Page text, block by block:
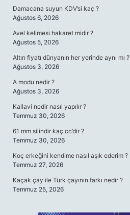
Damacana suyun KDV’si kaç ?
Ağustos 6, 2026
Avel kelimesi hakaret midir ?
Ağustos 5, 2026
Altın fiyatı dünyanın her yerinde aynı mı ?
Ağustos 3, 2026
A modu nedir ?
Ağustos 3, 2026
Kallavi nedir nasıl yapılır ?
Temmuz 30, 2026
61 mm silindir kaç cc’dir ?
Temmuz 30, 2026
Koç erkeğini kendime nasıl aşık ederim ?
Temmuz 27, 2026
Kaçak çay ile Türk çayının farkı nedir ?
Temmuz 25, 2026